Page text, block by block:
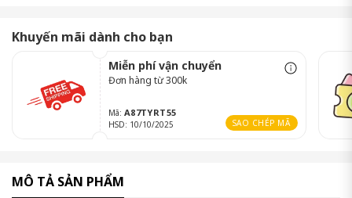
Khuyến mãi dành cho bạn
Miễn phí vận chuyển
Đơn hàng từ 300k
Mã: A87TYRT55
HSD: 10/10/2025 SAO CHÉP MÃ
MÔ TẢ SẢN PHẨM